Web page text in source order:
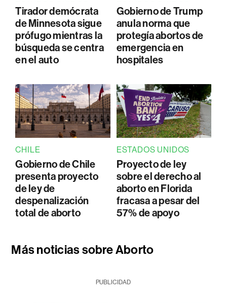
Tirador demócrata
de Minnesota sigue
prófugo mientras la
búsqueda se centra
en el auto
Gobierno de Trump
anula norma que
protegía abortos de
emergencia en
hospitales
CHILE
Gobierno de Chile
presenta proyecto
de ley de
despenalización
total de aborto
ESTADOS UNIDOS
Proyecto de ley
sobre el derecho al
aborto en Florida
fracasa a pesar del
57% de apoyo
Más noticias sobre Aborto
PUBLICIDAD